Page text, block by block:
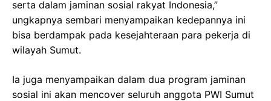
serta dalam jaminan sosial rakyat Indonesia,”
ungkapnya sembari menyampaikan kedepannya ini
bisa berdampak pada kesejahteraan para pekerja di
wilayah Sumut.
Ia juga menyampaikan dalam dua program jaminan
sosial ini akan mencover seluruh anggota PWI Sumut